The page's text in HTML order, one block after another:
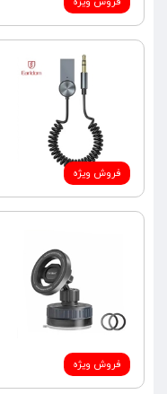
فروش ویژه
فروش ویژه